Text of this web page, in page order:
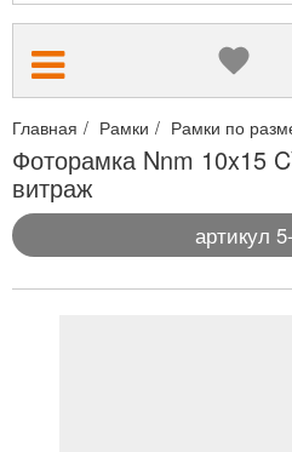
Главная Рамки Рамки по
Фоторамка Nnm 10x15
витраж
артикул